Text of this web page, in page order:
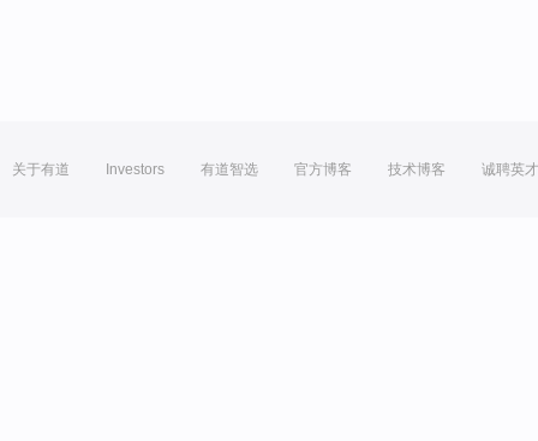
关于有道 Investors 有道智选 官方博客 技术博客 诚聘英才